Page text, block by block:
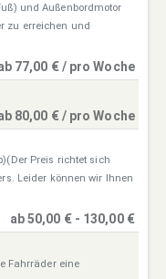
und Außenbordmotor
zu erreichen und
77,00 € / pro Woche
80,00 € / pro Woche
Preis richtet sich
Leider können wir Ihnen
ab 50,00 € - 130,00 €
Fahrräder eine